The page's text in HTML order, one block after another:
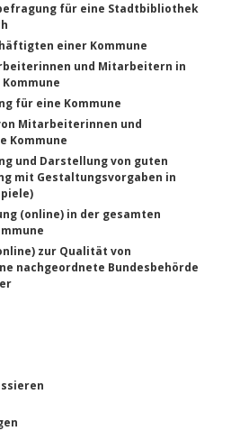
für eine Stadtbibliothek
einer Kommune
und Mitarbeitern in
für eine Kommune
Mitarbeiterinnen und
Kommune
und Darstellung von guten
mit Gestaltungsvorgaben in
(online) in der gesamten
zur Qualität von
nachgeordnete Bundesbehörde